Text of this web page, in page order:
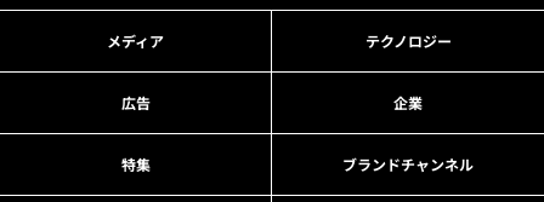
メディア テクノロジー
広告 企業
特集 ブランドチャンネル